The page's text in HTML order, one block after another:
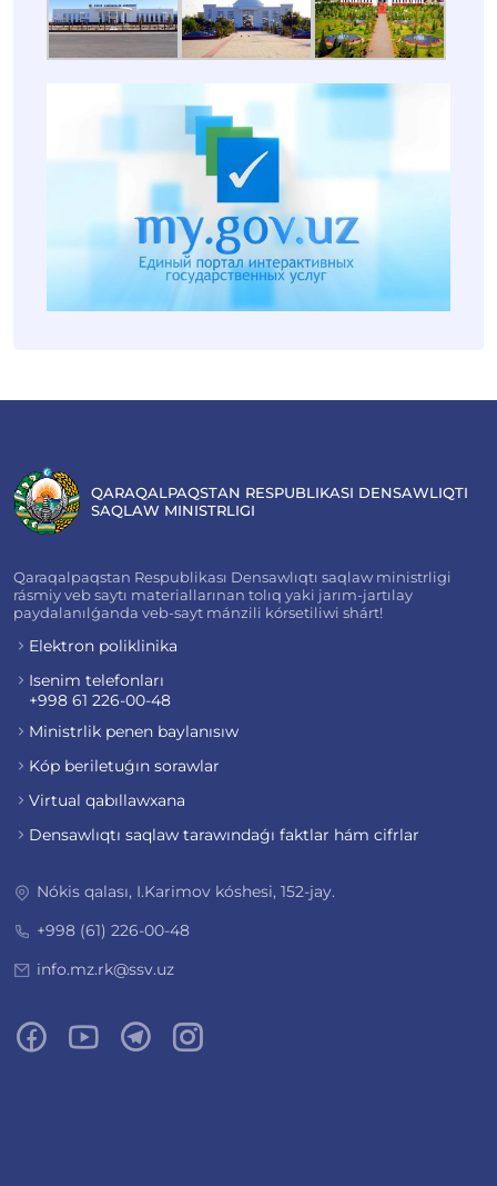
QARAQALPAQSTAN RESPUBLIKASI DENSAWLIQTI
SAQLAW MINISTRLIGI
Qaraqalpaqstan Respublikası Densawlıqtı saqlaw ministrligi
rásmiy veb saytı materiallarınan tolıq yaki jarım-jartılay
paydalanılǵanda veb-sayt mánzili kórsetiliwi shárt!
Elektron poliklinika
Isenim telefonları
+998 61 226-00-48
Ministrlik penen baylanısıw
Kóp beriletuǵın sorawlar
Virtual qabıllawxana
Densawlıqtı saqlaw tarawındaǵı faktlar hám cifrlar
Nókis qalası, I.Karimov kóshesi, 152-jay.
+998 (61) 226-00-48
info.mz.rk@ssv.uz